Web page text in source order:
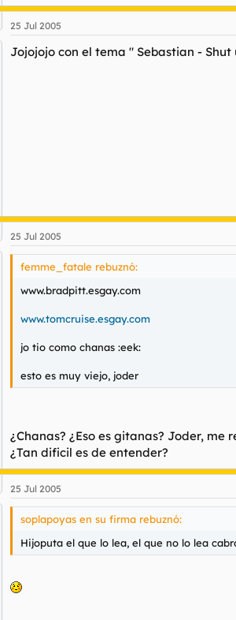
25 Jul 2005
Jojojojo con el tema " Sebastian - Shut
25 Jul 2005
femme_fatale rebuznó:
www.bradpitt.esgay.com
www.tomcruise.esgay.com
jo tio como chanas :eek:
esto es muy viejo, joder
¿Chanas? ¿Eso es gitanas? Joder,
¿Tan dificil es de entender?
25 Jul 2005
soplapoyas en su firma rebuznó:
Hijoputa el que lo lea, el que no lo lea